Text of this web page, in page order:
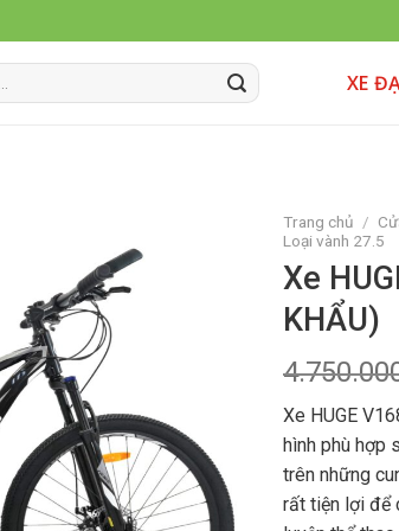
XE
Trang chủ /
Loại vành 27.5
Xe
KHẨU)
Xe HUGE
hình phù hợp
trên những
rất tiện lợi để